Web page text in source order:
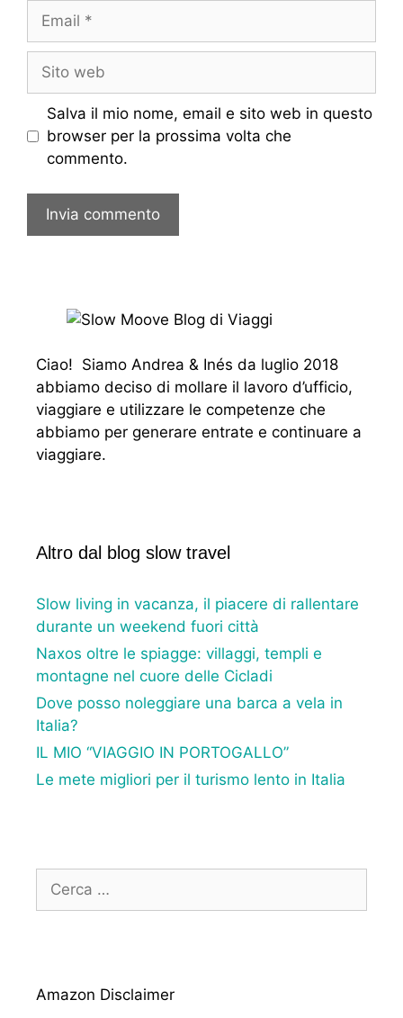
Email
Sito
web
Salva il mio nome, email e sito web in questo
browser per la prossima volta che
commento.
Ciao! Siamo Andrea & Inés da luglio 2018
abbiamo deciso di mollare il lavoro d’ufficio,
viaggiare e utilizzare le competenze che
abbiamo per generare entrate e continuare a
viaggiare.
Altro dal blog slow travel
Slow living in vacanza, il piacere di rallentare
durante un weekend fuori città
Naxos oltre le spiagge: villaggi, templi e
montagne nel cuore delle Cicladi
Dove posso noleggiare una barca a vela in
Italia?
IL MIO “VIAGGIO IN PORTOGALLO”
Le mete migliori per il turismo lento in Italia
Ricerca
Amazon Disclaimer